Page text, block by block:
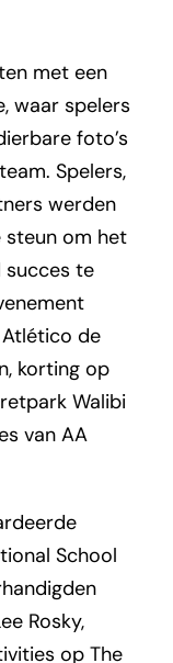
met een
waar spelers
foto’s
Spelers,
werden
steun om het
succes te
de
korting op
Walibi
van AA
School
Rosky,
op The